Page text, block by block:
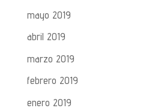
mayo 2019
abril 2019
marzo 2019
febrero 2019
enero 2019